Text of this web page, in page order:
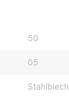
50
05
Stahlblech